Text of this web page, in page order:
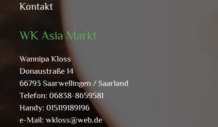
Kontakt
WK Asia Markt
Wannipa Kloss
Donaustraße 14
66793 Saarwellingen / Saarland
Telefon: 06838-8659581
Handy: 015119189196
e-Mail: wkloss@web.de